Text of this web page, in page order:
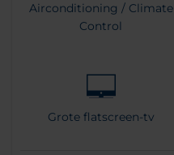
Airconditioning / Climate
Control
Grote flatscreen-tv